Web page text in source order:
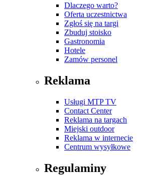
Dlaczego warto?
Oferta uczestnictwa
Zgłoś się na targi
Zbuduj stoisko
Gastronomia
Hotele
Zamów personel
Reklama
Usługi MTP TV
Contact Center
Reklama na targach
Miejski outdoor
Reklama w internecie
Centrum wysyłkowe
Regulaminy